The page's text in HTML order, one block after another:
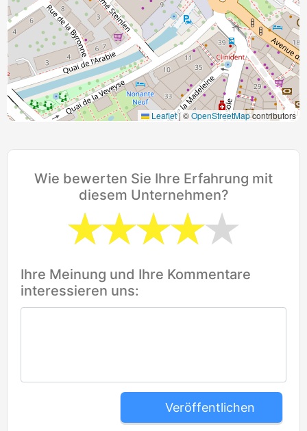
Leaflet|©OpenStreetMapcontributors
Wie bewerten Sie Ihre Erfahrung mit
diesem Unternehmen?
Ihre Meinung und Ihre Kommentare
interessieren uns:
Veröffentlichen